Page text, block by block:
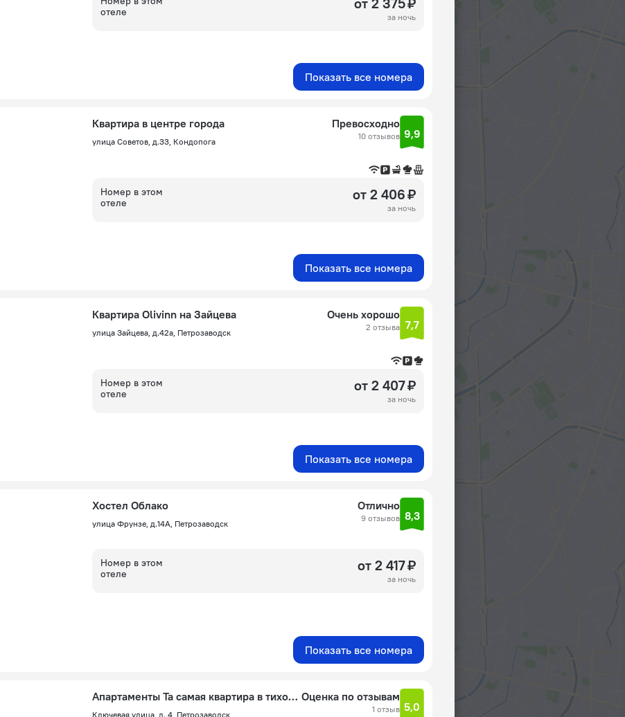
отеле
за ночь
Показать все номера
Квартира в центре города
улица Советов, д.33, Кондопога
Превосходно
10 отзывов 9,9
Номер в этом
отеле
от 2 406 ₽
за ночь
Показать все номера
Квартира Olivinn на Зайцева
улица Зайцева, д.42а, Петрозаводск
Очень хорошо
2 отзыва 7,7
Номер в этом
отеле
от 2 407 ₽
за ночь
Показать все номера
Хостел Облако
улица Фрунзе, д.14А, Петрозаводск
Отлично
9 отзывов 8,3
Номер в этом
отеле
от 2 417 ₽
за ночь
Показать все номера
Апартаменты Та самая квартира в тихом районе у бассейна
Ключевая улица, д. 4, Петрозаводск
Оценка по отзывам
1 отзыв 5,0